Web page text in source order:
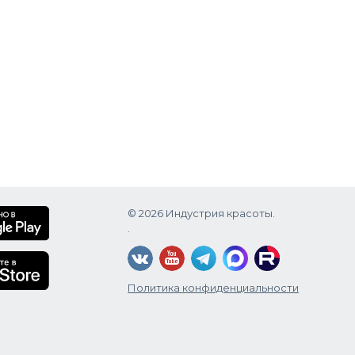
© 2026 Индустрия красоты.
Политика конфиденциальности